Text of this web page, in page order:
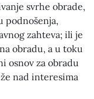
svrhe obrade,
podnošenja,
zahteva; ili je
obradu, a u toku
osnov za obradu
nad interesima